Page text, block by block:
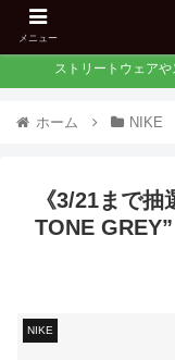
ストリートウェア
ホーム NIKE
《3/21まで
TONE GREY”
NIKE
メニュー